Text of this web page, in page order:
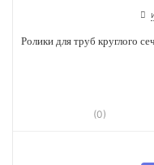
Ролики для труб круглого
(0)